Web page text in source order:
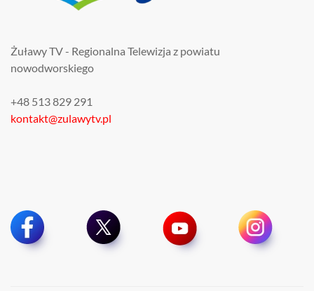
Żuławy TV - Regionalna Telewizja z powiatu
nowodworskiego
+48 513 829 291
kontakt@zulawytv.pl